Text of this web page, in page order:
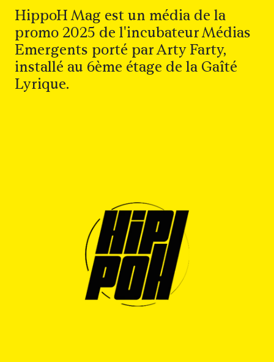
HippoH Mag est un média de la
promo 2025 de l'incubateur Médias
Emergents porté par Arty Farty,
installé au 6ème étage de la Gaîté
Lyrique.